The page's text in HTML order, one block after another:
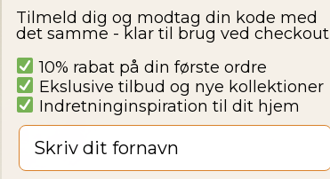
Fra850,00kr. Fra850,00kr.
Tilmeld dig og modtag din kode med
det samme - klar til brug ved checkout
10% rabat på din første ordre
Ekslusive tilbud og nye kollektioner
Indretninginspiration til dit hjem
Fornavn